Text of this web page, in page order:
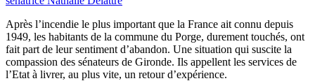
Après l’incendie le plus important que la France ait connu depuis
1949, les habitants de la commune du Porge, durement touchés, ont
fait part de leur sentiment d’abandon. Une situation qui suscite la
compassion des sénateurs de Gironde. Ils appellent les services de
l’Etat à livrer, au plus vite, un retour d’expérience.